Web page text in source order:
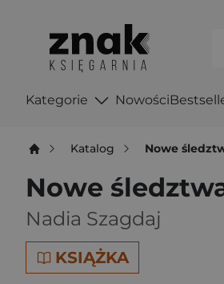
Kategorie Nowości
Katalog Nowe
Nowe
Nadia Szagdaj
KSIĄŻKA